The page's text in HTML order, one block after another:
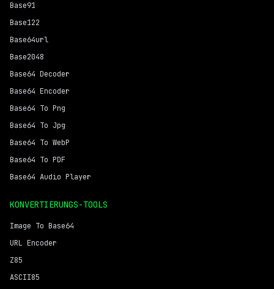
Base91
Base122
Base64url
Base2048
Base64 Decoder
Base64 Encoder
Base64 To Png
Base64 To Jpg
Base64 To WebP
Base64 To PDF
Base64 Audio Player
KONVERTIERUNGS-TOOLS
Image To Base64
URL Encoder
Z85
ASCII85